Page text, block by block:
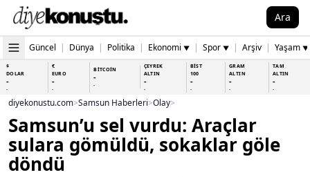
Ara
Güncel | Dünya | Politika | Ekonomi ▼ | Spor ▼ | Arşiv | Yaşam ▼
$
DOLAR
-
-
€
EURO
-
-
BİTCOİN
-
-
ÇEYREK
ALTIN
-
-
BİST
100
-
-
GRAM
ALTIN
-
-
TAM
ALTIN
-
-
diyekonustu.com>Samsun Haberleri>Olay>
Samsun’u sel vurdu: Araçlar
sulara gömüldü, sokaklar göle
döndü